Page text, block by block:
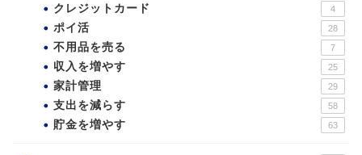
クレジットカード 4
ポイ活 28
不用品を売る 7
収入を増やす 25
家計管理 29
支出を減らす 58
貯金を増やす 63